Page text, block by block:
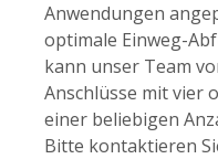
Anwendungen
optimale Einweg-
kann unser Team
Anschlüsse mit vier
einer beliebigen
Bitte kontaktieren